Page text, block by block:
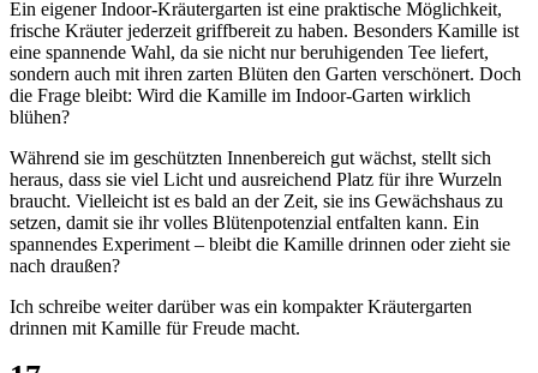
Ein eigener Indoor-Kräutergarten ist eine praktische Möglichkeit,
frische Kräuter jederzeit griffbereit zu haben. Besonders Kamille ist
eine spannende Wahl, da sie nicht nur beruhigenden Tee liefert,
sondern auch mit ihren zarten Blüten den Garten verschönert. Doch
die Frage bleibt: Wird die Kamille im Indoor-Garten wirklich
blühen?
Während sie im geschützten Innenbereich gut wächst, stellt sich
heraus, dass sie viel Licht und ausreichend Platz für ihre Wurzeln
braucht. Vielleicht ist es bald an der Zeit, sie ins Gewächshaus zu
setzen, damit sie ihr volles Blütenpotenzial entfalten kann. Ein
spannendes Experiment – bleibt die Kamille drinnen oder zieht sie
nach draußen?
Ich schreibe weiter darüber was ein kompakter Kräutergarten
drinnen mit Kamille für Freude macht.